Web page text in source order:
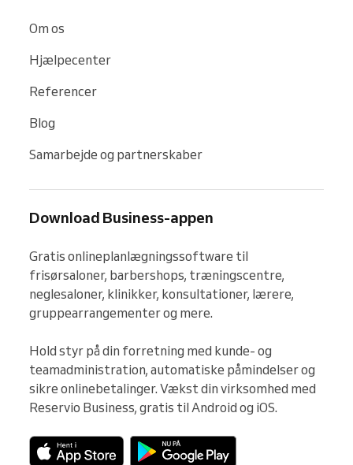
Om os
Hjælpecenter
Referencer
Blog
Samarbejde og partnerskaber
Download Business-appen
Gratis onlineplanlægningssoftware til
frisørsaloner, barbershops, træningscentre,
neglesaloner, klinikker, konsultationer, lærere,
gruppearrangementer og mere.
Hold styr på din forretning med kunde- og
teamadministration, automatiske påmindelser og
sikre onlinebetalinger. Vækst din virksomhed med
Reservio Business, gratis til Android og iOS.